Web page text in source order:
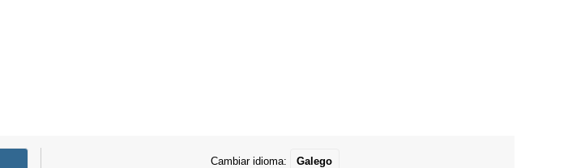
Cambiar idioma: Galego